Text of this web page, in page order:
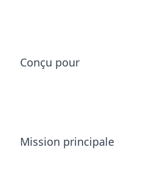
Conçu pour
Mission principale